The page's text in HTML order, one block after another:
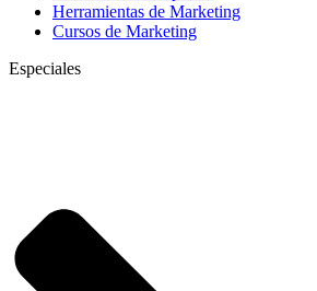
Herramientas de Marketing
Cursos de Marketing
Especiales